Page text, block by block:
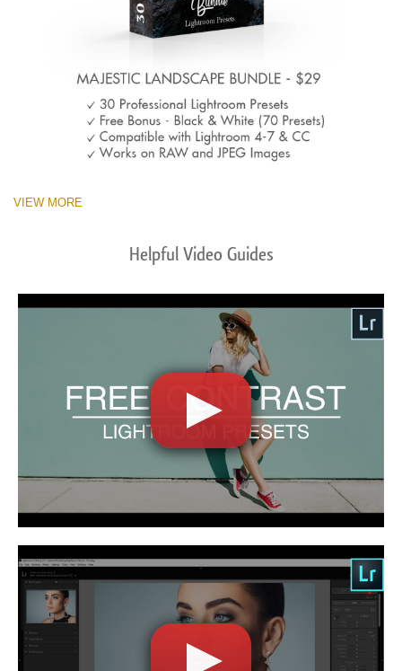
VIEW MORE
Helpful Video Guides